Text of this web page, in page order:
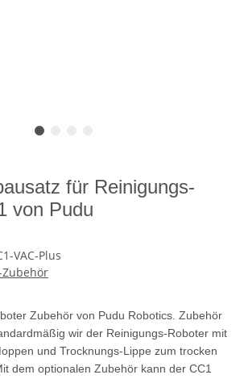
für Reinigungs-
von Pudu
VAC-Plus
Zubehör
Zubehör von Pudu Robotics. Zubehör
wir der Reinigungs-Roboter mit
und Trocknungs-Lippe zum trocken
dem optionalen Zubehör kann der CC1